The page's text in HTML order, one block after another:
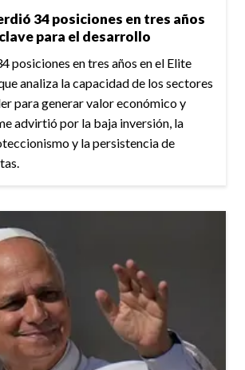
34 posiciones en tres años
para el desarrollo
posiciones en tres años en el Elite
analiza la capacidad de los sectores
para generar valor económico y
advirtió por la baja inversión, la
y la persistencia de